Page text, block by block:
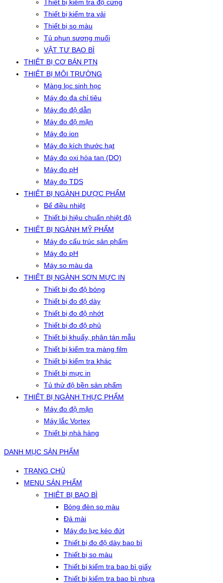
Thiết bị kiểm tra độ cứng
Thiết bị kiểm tra vải
Thiết bị so màu
Tủ phun sương muối
VẬT TƯ BAO BÌ
THIẾT BỊ CƠ BẢN PTN
THIẾT BỊ MÔI TRƯỜNG
Màng lọc sinh học
Máy đo đa chỉ tiêu
Máy đo độ dẫn
Máy đo độ mặn
Máy đo ion
Máy đo kích thước hạt
Máy đo oxi hòa tan (DO)
Máy đo pH
Máy đo TDS
THIẾT BỊ NGÀNH DƯỢC PHẨM
Bể điều nhiệt
Thiết bị hiệu chuẩn nhiệt độ
THIẾT BỊ NGÀNH MỸ PHẨM
Máy đo cấu trúc sản phẩm
Máy đo pH
Máy so màu da
THIẾT BỊ NGÀNH SƠN MỰC IN
Thiết bị đo độ bóng
Thiết bị đo độ dày
Thiết bị đo độ nhớt
Thiết bị đo độ phủ
Thiết bị khuấy, phân tán mẫu
Thiết bị kiểm tra màng film
Thiết bị kiểm tra khác
Thiết bị mực in
Tủ thử độ bền sản phẩm
THIẾT BỊ NGÀNH THỰC PHẨM
Máy đo độ mặn
Máy lắc Vortex
Thiết bị nhà hàng
DANH MỤC SẢN PHẨM
TRANG CHỦ
MENU SẢN PHẨM
THIẾT BỊ BAO BÌ
Bóng đèn so màu
Đá mài
Máy đo lực kéo đứt
Thiết bị đo độ dày bao bì
Thiết bị so màu
Thiết bị kiểm tra bao bì giấy
Thiết bị kiểm tra bao bì nhựa